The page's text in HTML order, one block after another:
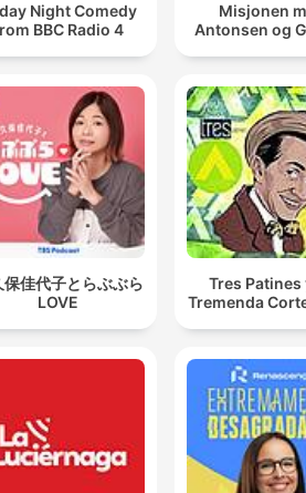
Night Comedy
BBC Radio 4
Misjonen
Antonsen og
保佳代子とらぶぶら
LOVE
Tres Patines
Tremenda